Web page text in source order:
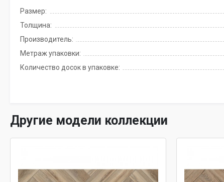
Размер:
Толщина:
Производитель:
Метраж упаковки:
Количество досок в упаковке:
Другие модели коллекции